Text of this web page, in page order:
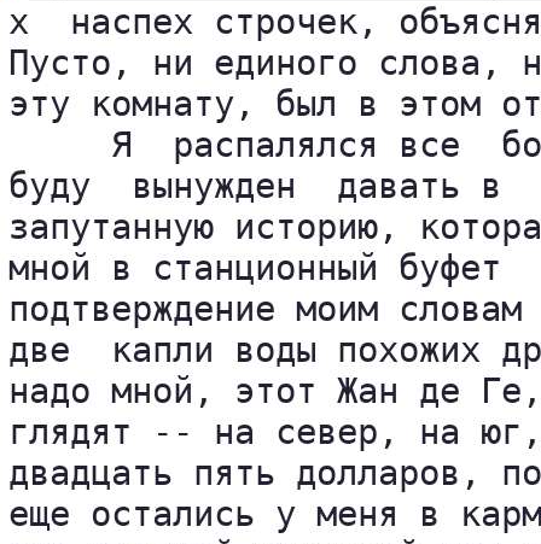
х  наспех строчек,
Пусто, ни единого слова,
эту комнату, был в этом
Я  распалялся все
буду  вынужден  давать в
запутанную историю,
мной в станционный буфет
подтверждение моим
две  капли воды похожих
надо мной, этот Жан де
глядят -- на север, на
двадцать пять долларов,
еще остались у меня в